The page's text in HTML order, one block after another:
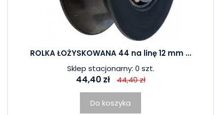
ROLKA ŁOŻYSKOWANA 44 na linę 12 mm ...
Sklep stacjonarny: 0 szt.
44,40 zł 44,40 zł
Do koszyka